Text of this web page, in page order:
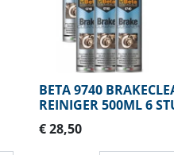
BETA 9740
REINIGER 500ML 6
€ 28,50